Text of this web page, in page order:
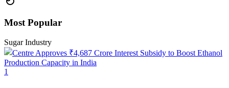
Most Popular
Sugar Industry
1